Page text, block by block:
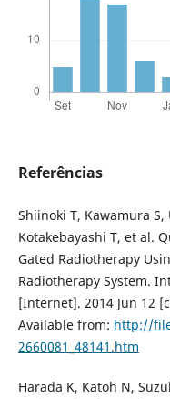
Referências
Shiinoki T, Kawamura S,
Kotakebayashi T, et al.
Gated Radiotherapy
Radiotherapy System.
[Internet]. 2014 Jun 12
Available from: http://
2660081_48141.htm
Harada K, Katoh N,